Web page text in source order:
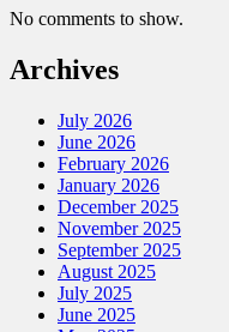
No comments to show.
Archives
July 2026
June 2026
February 2026
January 2026
December 2025
November 2025
September 2025
August 2025
July 2025
June 2025